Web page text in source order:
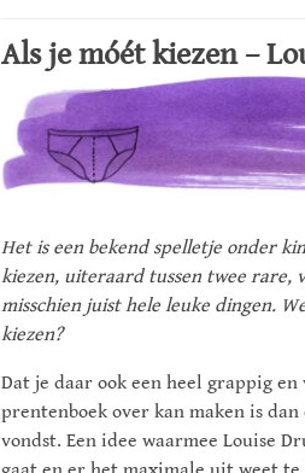
Als je móét kiezen –
Het is een bekend spelletje onder
kiezen, uiteraard tussen twee rare,
misschien juist hele leuke dingen.
kiezen?
Dat je daar ook een heel grappig
prentenboek over kan maken is dan
vondst. Een idee waarmee Louise